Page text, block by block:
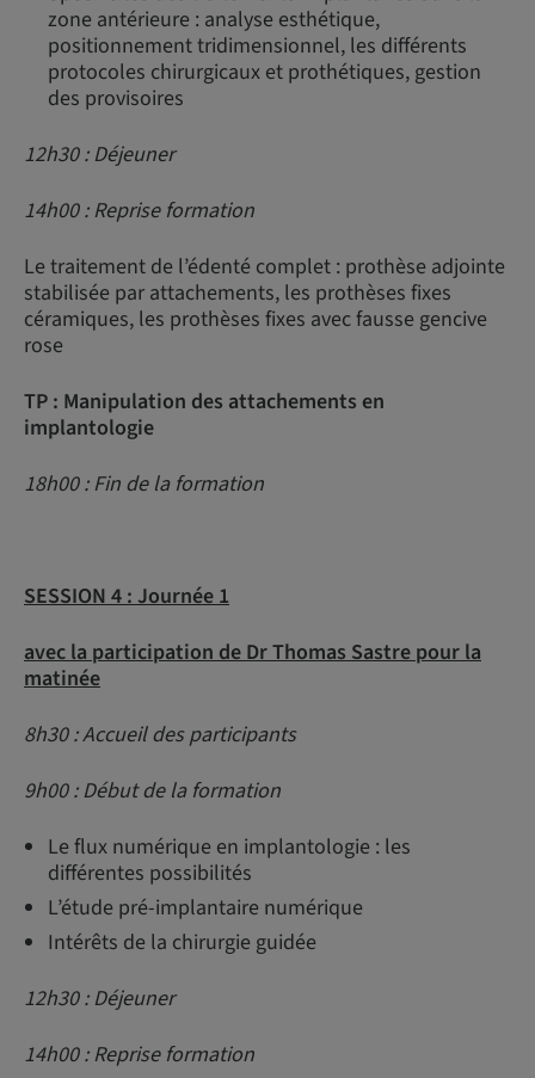
zone antérieure : analyse esthétique,
positionnement tridimensionnel, les différents
protocoles chirurgicaux et prothétiques, gestion
des provisoires
12h30 : Déjeuner
14h00 : Reprise formation
Le traitement de l’édenté complet : prothèse adjointe
stabilisée par attachements, les prothèses fixes
céramiques, les prothèses fixes avec fausse gencive
rose
TP : Manipulation des attachements en
implantologie
18h00 : Fin de la formation
SESSION 4 :Journée 1
avec la participation de Dr Thomas Sastre pour la
matinée
8h30 : Accueil des participants
9h00 : Début de la formation
Le flux numérique en implantologie : les
différentes possibilités
L’étude pré-implantaire numérique
Intérêts de la chirurgie guidée
12h30 : Déjeuner
14h00 : Reprise formation